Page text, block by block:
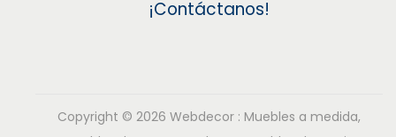
¡Contáctanos!
Copyright © 2026 Webdecor : Muebles a medida,